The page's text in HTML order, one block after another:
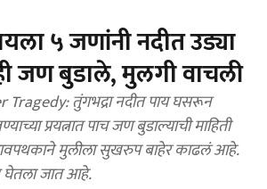
५ जणांनी नदीत उड्या
जण बुडाले, मुलगी वाचली
तुंगभद्रा नदीत पाय घसरून
प्रयत्नात पाच जण बुडाल्याची माहिती
मुलीला सुखरुप बाहेर काढलं आहे.
घेतला जात आहे.